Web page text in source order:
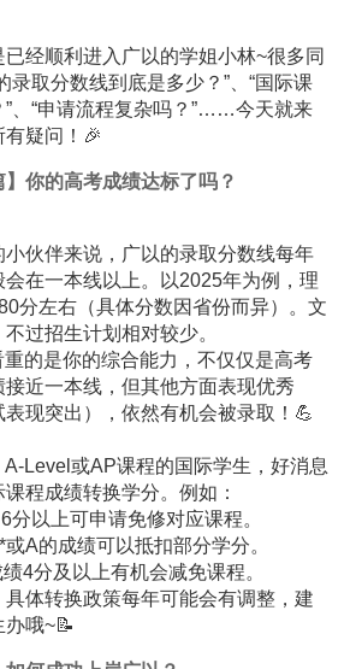
经顺利进入广以的学姐小林~很多同
录取分数线到底是多少？”、“国际课
、“申请流程复杂吗？”……今天就来
疑问！🎉
你的高考成绩达标了吗？
伙伴来说，广以的录取分数线每年
在一本线以上。以2025年为例，理
分左右（具体分数因省份而异）。文
过招生计划相对较少。
的是你的综合能力，不仅仅是高考
近一本线，但其他方面表现优秀
表现突出），依然有机会被录取！💪
Level或AP课程的国际学生，好消息
程成绩转换学分。例如：
以上可申请免修对应课程。
A的成绩可以抵扣部分学分。
4分及以上有机会减免课程。
体转换政策每年可能会有调整，建
办哦~📝